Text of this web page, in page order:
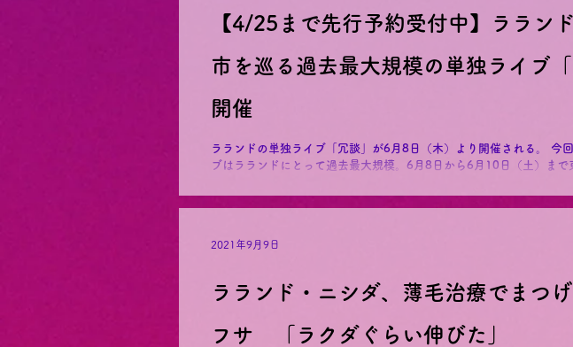
【4/25まで先行予約受付中】ララン
市を巡る過去最大規模の単独ライブ「
開催
ラランドの単独ライブ「冗談」が6月8日（木）より開催される。 今
ブはラランドにとって過去最大規模。6月8日から6月10日（土）まで
ル、6月24日（土）と翌25日（日）に大阪・...
ラランド・ニシダ、薄毛治療でまつ
フサ 「ラクダぐらい伸びた」
2021年9月9日